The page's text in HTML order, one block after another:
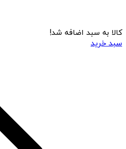
کالا به سبد اضافه شد!
سبد خرید